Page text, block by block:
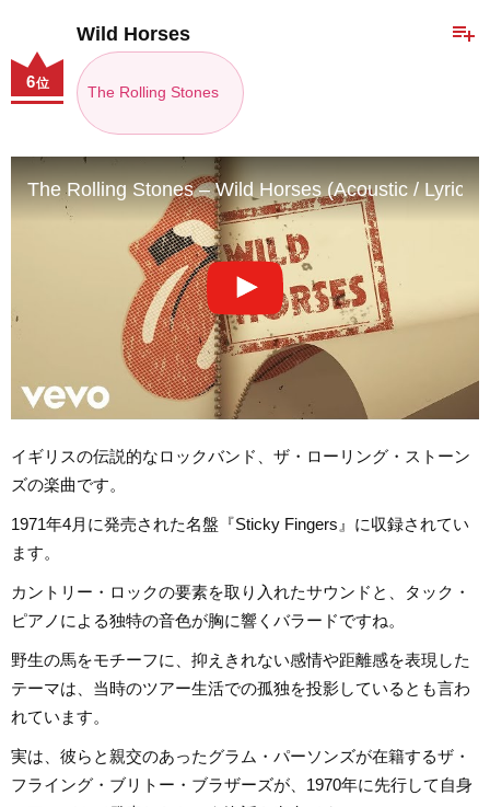
playlist_add
Wild Horses
The Rolling Stones
6位
The Rolling Stones – Wild Horses (Acoustic / Lyric
イギリスの伝説的なロックバンド、ザ・ローリング・ストーン
ズの楽曲です。
1971年4月に発売された名盤『Sticky Fingers』に収録されてい
ます。
カントリー・ロックの要素を取り入れたサウンドと、タック・
ピアノによる独特の音色が胸に響くバラードですね。
野生の馬をモチーフに、抑えきれない感情や距離感を表現した
テーマは、当時のツアー生活での孤独を投影しているとも言わ
れています。
実は、彼らと親交のあったグラム・パーソンズが在籍するザ・
フライング・ブリトー・ブラザーズが、1970年に先行して自身